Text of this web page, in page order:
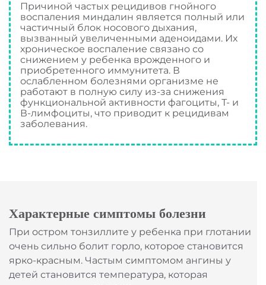
Причиной частых рецидивов гнойного
воспаления миндалин является полный или
частичный блок носового дыхания,
вызванный увеличенными аденоидами. Их
хроническое воспаление связано со
снижением у ребенка врожденного и
приобретенного иммунитета. В
ослабленном болезнями организме не
работают в полную силу из-за снижения
функциональной активности фагоциты, Т- и
В-лимфоциты, что приводит к рецидивам
заболевания.
Характерные симптомы болезни
При остром тонзиллите у ребенка при глотании
очень сильно болит горло, которое становится
ярко-красным. Частым симптомом ангины у
детей становится температура, которая